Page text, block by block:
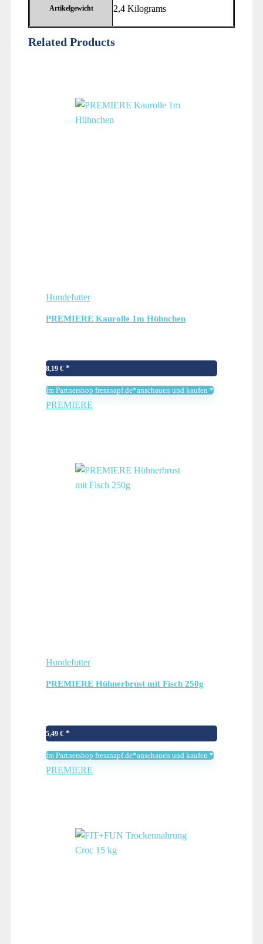
Artikelgewicht ‎2,4 Kilograms
Related Products
Hundefutter
PREMIERE Kaurolle 1m Hühnchen
8,19 €
Im Partnershop fressnapf.de*anschauen und kaufen *
PREMIERE
Hundefutter
PREMIERE Hühnerbrust mit Fisch 250g
5,49 €
Im Partnershop fressnapf.de*anschauen und kaufen *
PREMIERE